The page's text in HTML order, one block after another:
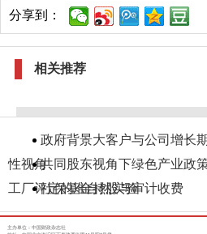
分享到：
相关推荐
政府背景大客户与公司增
性视角共同股东视角下绿色产业
工厂评定的准自然实验
社保基金持股与审计收费
主办单位：中国财政杂志社